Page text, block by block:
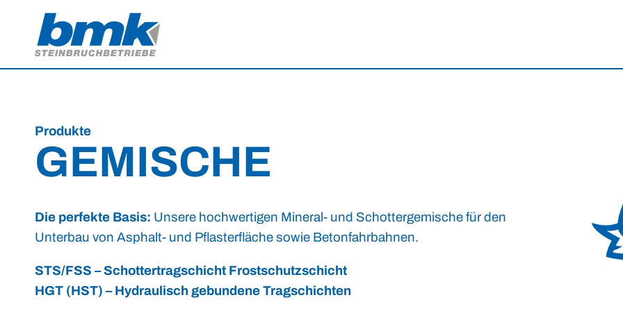
Produkte
GEMISCHE
Die perfekte Basis: Unsere hochwertigen Mineral- und Schottergemische für den
Unterbau von Asphalt- und Pflasterfläche sowie Betonfahrbahnen.
STS/FSS – Schottertragschicht Frostschutzschicht
HGT (HST) – Hydraulisch gebundene Tragschichten